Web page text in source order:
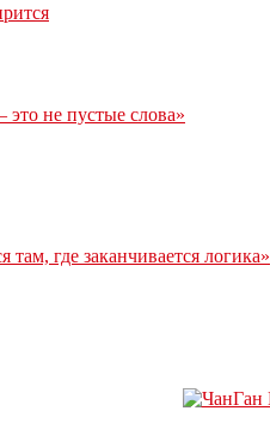
это не пустые слова»
где заканчивается логика»